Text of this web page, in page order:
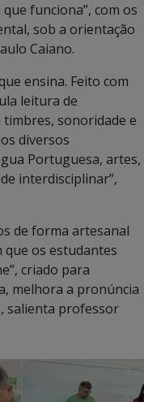
funciona”, com os
sob a orientação
Caiano.
ensina. Feito com
leitura de
sonoridade e
diversos
Portuguesa, artes,
interdisciplinar”,
de forma artesanal
que os estudantes
criado para
melhora a pronúncia
salienta professor